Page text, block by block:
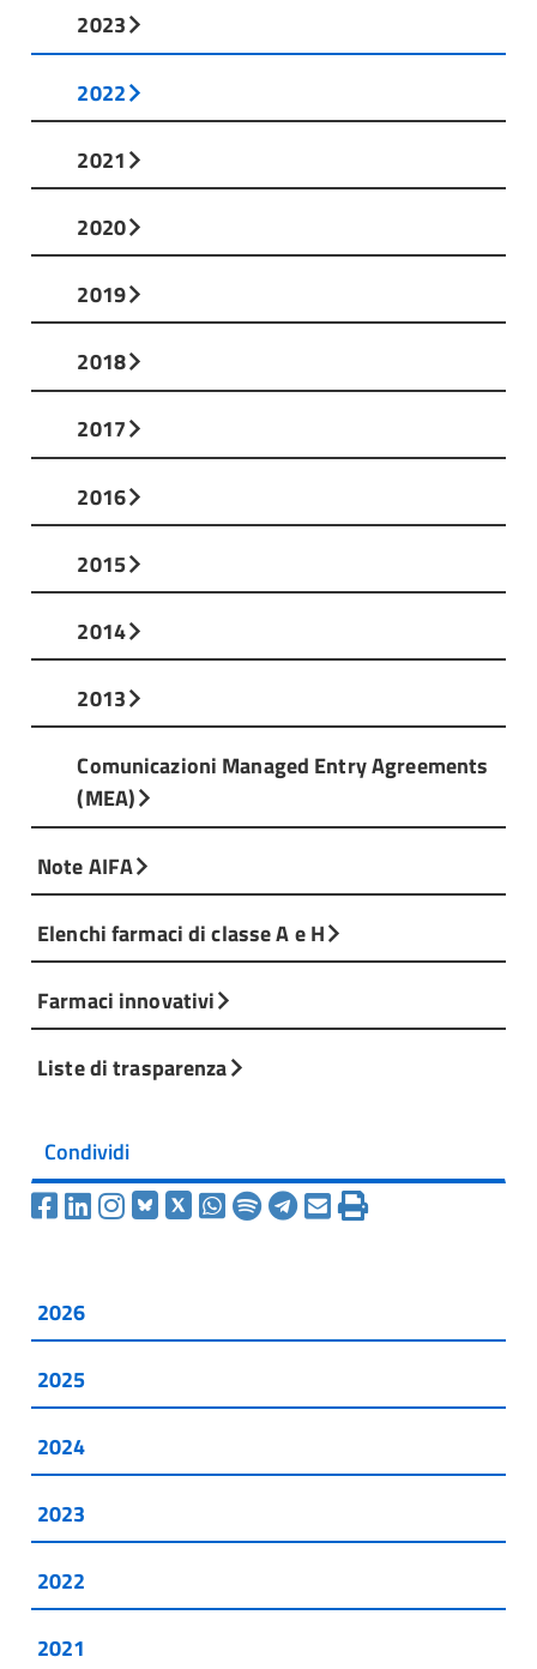
2023
2022
2021
2020
2019
2018
2017
2016
2015
2014
2013
Comunicazioni Managed Entry Agreements
(MEA)
Note AIFA
Elenchi farmaci di classe A e H
Farmaci innovativi
Liste di trasparenza
Condividi
2026
2025
2024
2023
2022
2021